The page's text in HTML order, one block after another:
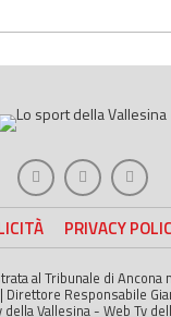
PRIVACY
al Tribunale di Ancona
Direttore Responsabile
Vallesina - Web Tv